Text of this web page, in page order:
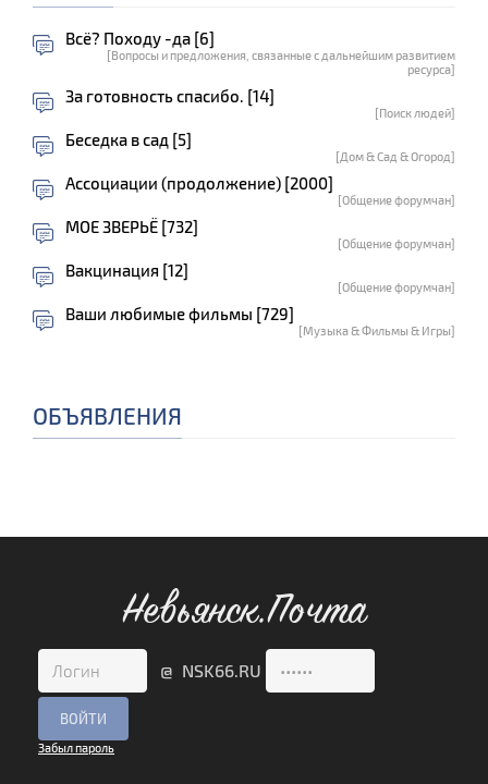
Всё? Походу -да [6]
[Вопросы и предложения, связанные с дальнейшим развитием
ресурса]
За готовность спасибо. [14]
[Поиск людей]
Беседка в сад [5]
[Дом & Сад & Огород]
Ассоциации (продолжение) [2000]
[Общение форумчан]
МОЕ ЗВЕРЬЁ [732]
[Общение форумчан]
Вакцинация [12]
[Общение форумчан]
Ваши любимые фильмы [729]
[Музыка & Фильмы & Игры]
ОБЪЯВЛЕНИЯ
Невьянск.Почта
@ NSK66.RU
Забыл пароль